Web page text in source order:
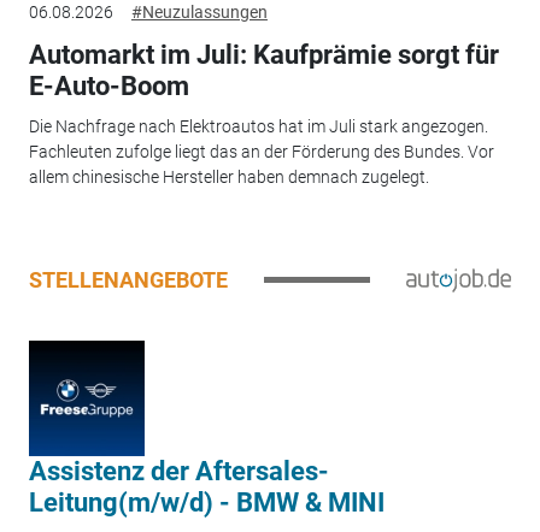
06.08.2026 #Neuzulassungen
Automarkt im Juli: Kaufprämie sorgt für
E-Auto-Boom
Die Nachfrage nach Elektroautos hat im Juli stark angezogen.
Fachleuten zufolge liegt das an der Förderung des Bundes. Vor
allem chinesische Hersteller haben demnach zugelegt.
STELLENANGEBOTE
Assistenz der Aftersales-
Leitung(m/w/d) - BMW & MINI